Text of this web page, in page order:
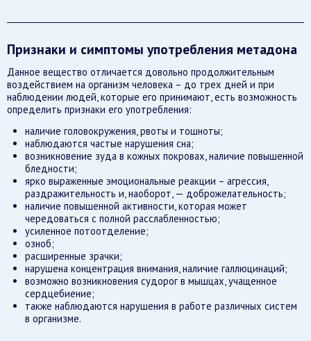
Признаки и симптомы употребления метадона
Данное вещество отличается довольно продолжительным
воздействием на организм человека – до трех дней и при
наблюдении людей, которые его принимают, есть возможность
определить признаки его употребления:
наличие головокружения, рвоты и тошноты;
наблюдаются частые нарушения сна;
возникновение зуда в кожных покровах, наличие повышенной
бледности;
ярко выраженные эмоциональные реакции – агрессия,
раздражительность и, наоборот, — доброжелательность;
наличие повышенной активности, которая может
чередоваться с полной расслабленностью;
усиленное потоотделение;
озноб;
расширенные зрачки;
нарушена концентрация внимания, наличие галлюцинаций;
возможно возникновения судорог в мышцах, учащенное
сердцебиение;
также наблюдаются нарушения в работе различных систем
в организме.